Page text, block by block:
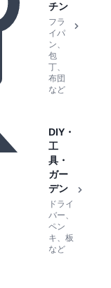
チン
フラ
イパ
ン、
包
丁、
布団
など
DIY・
工
具・
ガー
デン
ドライ
バー、
ペン
キ、板
など